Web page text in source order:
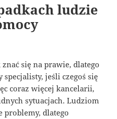
ludzie
się na prawie, dlatego
jeśli czegoś się
coraz więcej kancelarii,
sytuacjach. Ludziom
problemy, dlatego